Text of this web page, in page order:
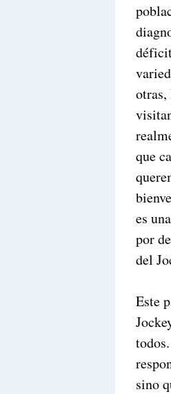
otras,
que
es
por
del
Este
sino